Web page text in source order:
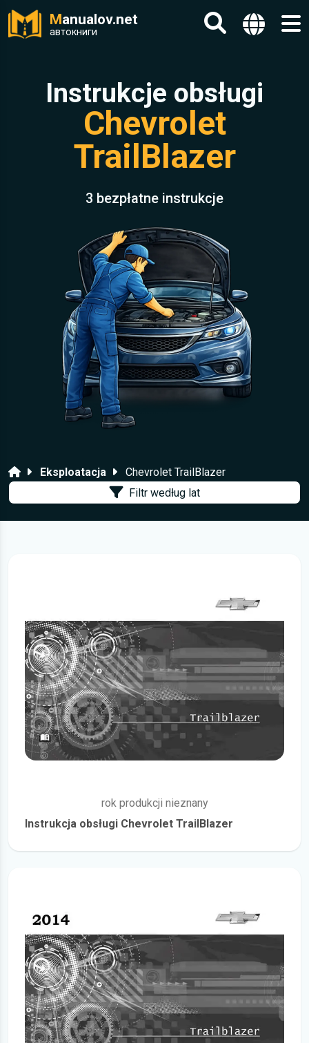
Manualov.net
автокниги
Instrukcje obsługi
Chevrolet
TrailBlazer
3 bezpłatne instrukcje
Strona główna
Eksploatacja
Chevrolet TrailBlazer
Filtr według lat
rok produkcji nieznany
Instrukcja obsługi Chevrolet TrailBlazer